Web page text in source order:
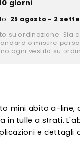
giorni
25 agosto - 2
su ordinazione. Sia
o misure
ogni vestito su
mini abito a-line,
in tulle a strati.
e dettagli